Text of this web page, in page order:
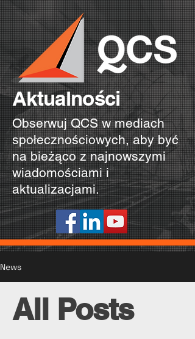
Aktualności
Obserwuj QCS w mediach
społecznościowych, aby być
na bieżąco z najnowszymi
wiadomościami i
aktualizacjami.
News
All Posts